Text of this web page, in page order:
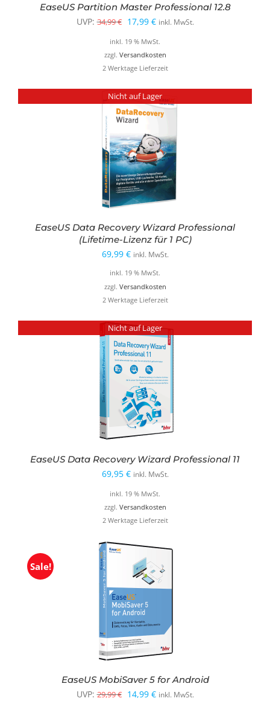
EaseUS Partition Master Professional 12.8
UVP: 34,99€ Ursprünglicher
Preis
war:
34,99 €
17,99 €Aktueller
Preis
ist:
17,99 €.
inkl. MwSt.
inkl. 19 % MwSt.
zzgl. Versandkosten
2 Werktage Lieferzeit
Nicht auf Lager
EaseUS Data Recovery Wizard Professional
(Lifetime-Lizenz für 1 PC)
69,99 € inkl. MwSt.
inkl. 19 % MwSt.
zzgl. Versandkosten
2 Werktage Lieferzeit
Nicht auf Lager
EaseUS Data Recovery Wizard Professional 11
69,95 € inkl. MwSt.
inkl. 19 % MwSt.
zzgl. Versandkosten
2 Werktage Lieferzeit
Sale!
EaseUS MobiSaver 5 for Android
UVP: 29,99€ Ursprünglicher
14,99 €Aktueller
inkl. MwSt.